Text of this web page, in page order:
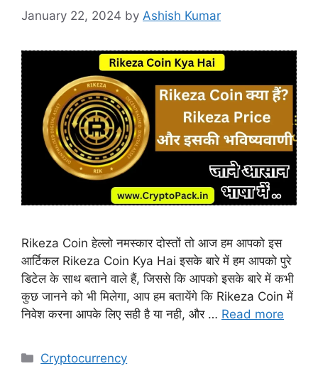
January 22, 2024 by Ashish Kumar
Rikeza Coin हेल्लो नमस्कार दोस्तों तो आज हम आपको इस
आर्टिकल Rikeza Coin Kya Hai इसके बारे में हम आपको पुरे
डिटेल के साथ बताने वाले हैं, जिससे कि आपको इसके बारे में कभी
कुछ जानने को भी मिलेगा, आप हम बतायेंगे कि Rikeza Coin में
निवेश करना आपके लिए सही है या नही, और … Read more
Categories
Cryptocurrency